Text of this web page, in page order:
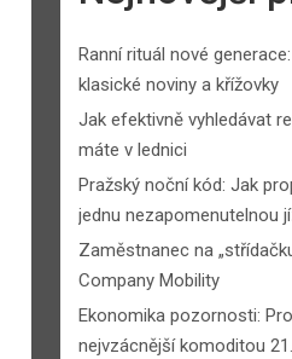
Ranní rituál nové
klasické noviny a křížovky
Jak efektivně vyhledávat
máte v lednici
Pražský noční kód: Jak
jednu nezapomenutelnou
Zaměstnanec na
Company Mobility
Ekonomika pozornosti:
nejvzácnější komoditou